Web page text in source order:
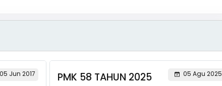
05 Jun 2017
PMK 58 TAHUN 2025
05 Agu 2025